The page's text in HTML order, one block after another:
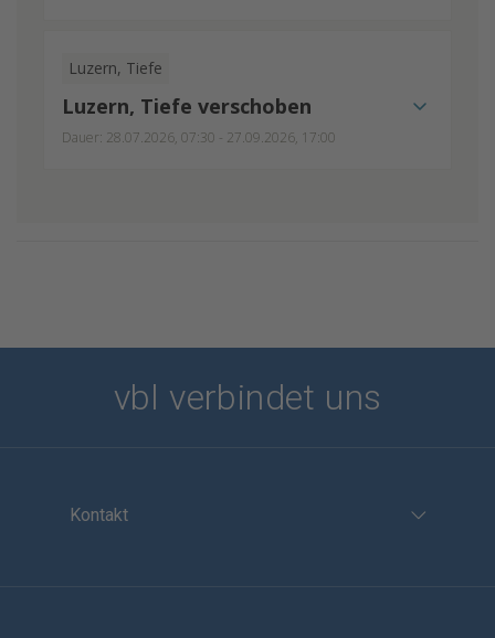
Luzern, Tiefe
Luzern, Tiefe verschoben
Dauer: 28.07.2026, 07:30 - 27.09.2026, 17:00
vbl verbindet uns
Kontakt